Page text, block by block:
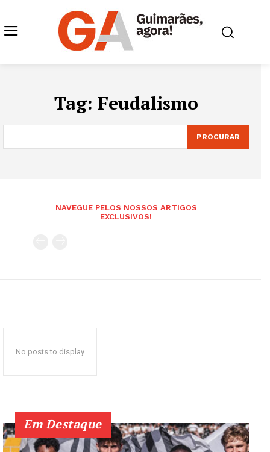
Tag: Feudalismo
PROCURAR
NAVEGUE PELOS NOSSOS ARTIGOS
EXCLUSIVOS!
No posts to display
Em Destaque